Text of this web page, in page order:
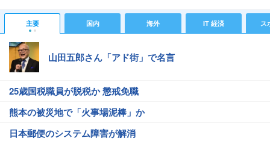
#主題歌
#激怒
主要 国内 海外 IT 経済 ス
山田五郎さん「アド街」で名言
25歳国税職員が脱税か 懲戒免職
熊本の被災地で「火事場泥棒」か
日本郵便のシステム障害が解消